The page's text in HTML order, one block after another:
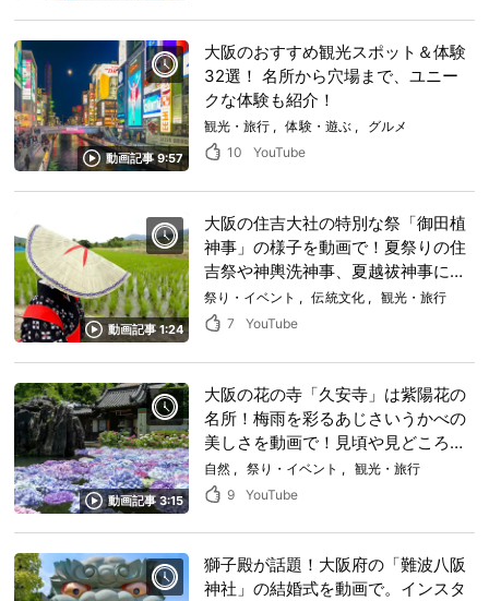
動画記事 9:57
大阪のおすすめ観光スポット＆体験
32選！ 名所から穴場まで、ユニー
クな体験も紹介！
観光・旅行 体験・遊ぶ
グルメ
10
YouTube
動画記事 1:24
大阪の住吉大社の特別な祭「御田植
神事」の様子を動画で！夏祭りの住
吉祭や神輿洗神事、夏越祓神事につ
いてもご案内します！
祭り・イベント 伝統文化
観光・旅行
7
YouTube
動画記事 3:15
大阪の花の寺「久安寺」は紫陽花の
名所！梅雨を彩るあじさいうかべの
美しさを動画で！見頃や見どころも
紹介します
自然 祭り・イベント
観光・旅行
9
YouTube
獅子殿が話題！大阪府の「難波八阪
神社」の結婚式を動画で。インスタ